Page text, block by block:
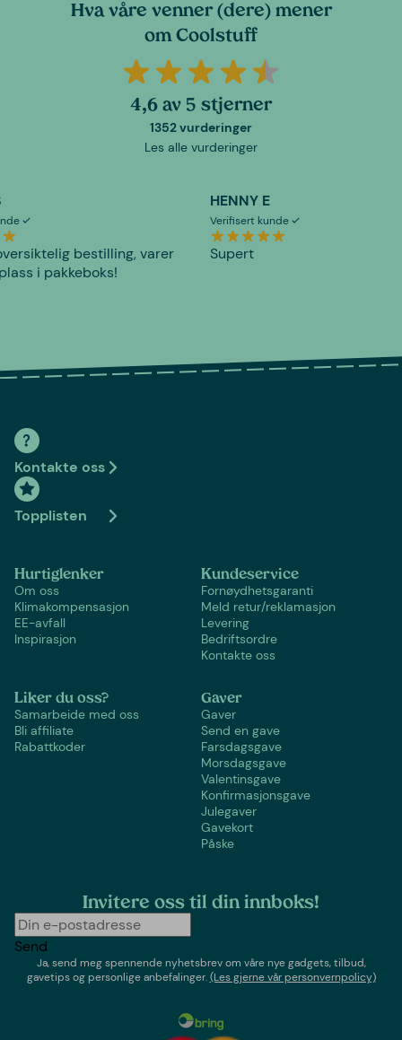
Hva våre venner (dere) mener
om Coolstuff
4,6 av 5 stjerner
1352 vurderinger
Les alle vurderinger
bestilling, varer
i pakkeboks!
HENNY E
Verifisert kunde
Supert
Kontakte oss
Topplisten
Hurtiglenker
Om oss
Klimakompensasjon
EE-avfall
Inspirasjon
Kundeservice
Fornøydhetsgaranti
Meld retur/reklamasjon
Levering
Bedriftsordre
Kontakte oss
Liker du oss?
Samarbeide med oss
Bli affiliate
Rabattkoder
Gaver
Gaver
Send en gave
Farsdagsgave
Morsdagsgave
Valentinsgave
Konfirmasjonsgave
Julegaver
Gavekort
Påske
Invitere oss til din innboks!
Send
Ja, send meg spennende nyhetsbrev om våre nye gadgets, tilbud,
gavetips og personlige anbefalinger.(Les gjerne vår personvernpolicy)